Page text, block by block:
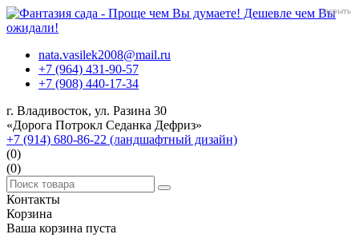
nata.vasilek2008@mail.ru
+7 (964) 431-90-57
+7 (908) 440-17-34
г. Владивосток, ул. Разина 30
«Дорога Потрокл Седанка Дефриз»
+7 (914) 680-86-22 (ландшафтный дизайн)
(0)
(0)
Контакты
Корзина
Ваша корзина пуста
закрыть